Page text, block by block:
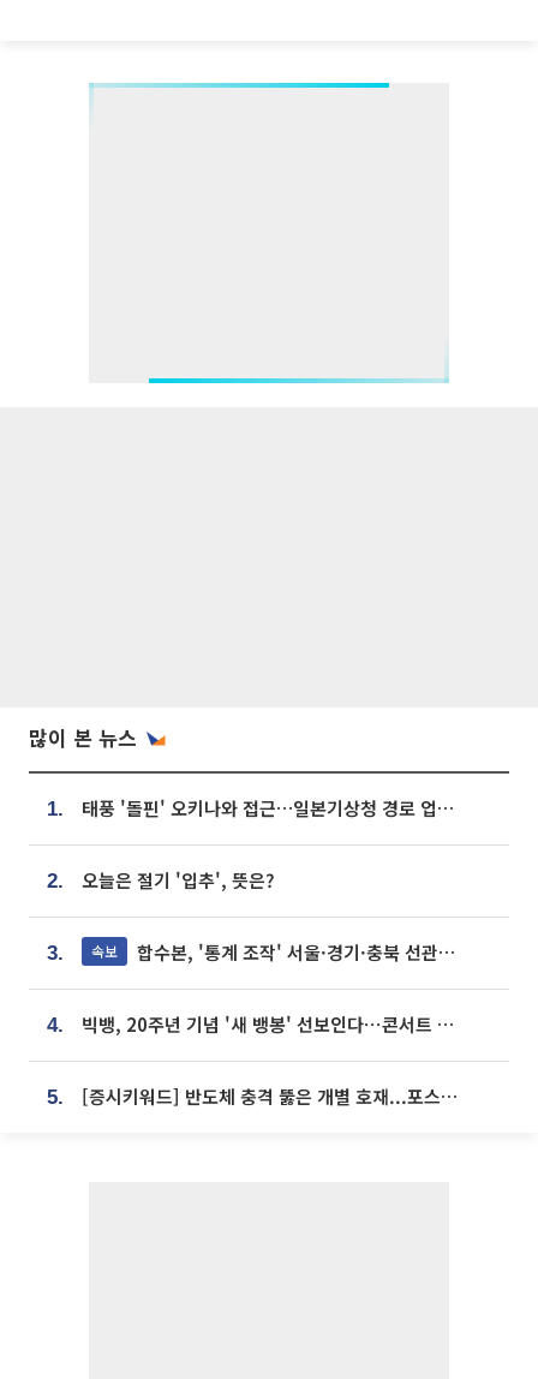
많이 본 뉴스
1. 태풍 '돌핀' 오키나와 접근…일본기상청 경로 업데이트
2. 오늘은 절기 '입추', 뜻은?
3. 속보 합수본, '통계 조작' 서울·경기·충북 선관위 등 추가 압수수색
4. 빅뱅, 20주년 기념 '새 뱅봉' 선보인다⋯콘서트 앞두고 팝업 개최
5. [증시키워드] 반도체 충격 뚫은 개별 호재...포스코퓨처엠·에코프로·한화솔루션 '눈길'